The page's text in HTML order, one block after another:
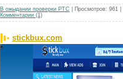
В ожыдании проверки РТС | Просмотров: 961
Комментарии (1)
stickbux.com